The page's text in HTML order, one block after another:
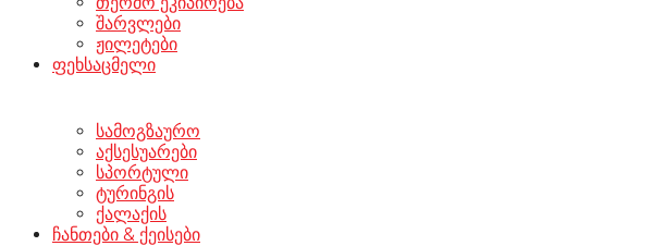
შარვლები
ჟილეტები
ფეხსაცმელი
სამოგზაურო
აქსესუარები
სპორტული
ტურინგის
ქალაქის
ჩანთები & ქეისები